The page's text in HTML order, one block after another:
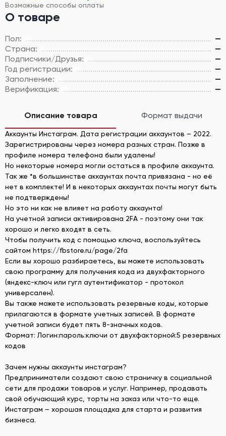
Возможные способы оплаты
О товаре
Пол:
—
Страна:
—
Подписчики/Друзья:
—
Год регистрации:
—
Заполнение:
—
Верификация:
—
Описание товара Формат выдачи
Аккаунты Инстаграм. Дата регистрации аккаунтов – 2022.
Зарегистрированы через номера разных стран. Позже в
профиле номера телефона были удалены!
Но некоторые номера могли остаться в профиле аккаунта.
Так же *в большинстве аккаунтах почта привязана - но её
нет в комплекте! И в некоторых аккаунтах почты могут быть
не подтверждены!
Но это ни как не влияет на работу аккаунта!
На учетной записи активирована 2FA - поэтому они так
хорошо и легко входят в сеть.
Чтобы получить код с помощью ключа, воспользуйтесь
сайтом https://fbstore.ru/page/2fa
Если вы хорошо разбираетесь, вы можете использовать
свою программу для получения кода из двухфакторного
(яндекс-ключ или гугл аутентификатор - протокол
универсален).
Вы также можете использовать резервные коды, которые
прилагаются в формате учетных записей. В формате
учетной записи будет пять 8-значных кодов.
Формат: Логин:пароль:ключи от двухфакторной:5 резервных
кодов
Зачем нужны аккаунты инстаграм?
Предприниматели создают свою страничку в социальной
сети для продажи товаров и услуг. Например, продавать
свой обучающий курс, торты на заказ или что-то еще.
Инстаграм – хорошая площадка для старта и развития
бизнеса.